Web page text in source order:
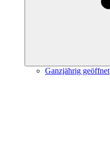
Ganzjährig geöffnet